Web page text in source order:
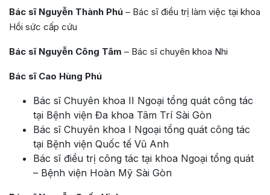
Bác sĩ Nguyễn Thành Phú – Bác sĩ điều trị làm việc tại khoa
Hồi sức cấp cứu
Bác sĩ Nguyễn Công Tâm – Bác sĩ chuyên khoa Nhi
Bác sĩ Cao Hùng Phú
Bác sĩ Chuyên khoa II Ngoại tổng quát công tác
tại Bệnh viện Đa khoa Tâm Trí Sài Gòn
Bác sĩ Chuyên khoa I Ngoại tổng quát công tác
tại Bệnh viện Quốc tế Vũ Anh
Bác sĩ điều trị công tác tại khoa Ngoại tổng quát
– Bệnh viện Hoàn Mỹ Sài Gòn